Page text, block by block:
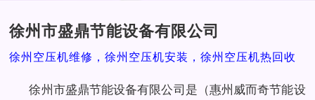
徐州市盛鼎节能设备有限公司
徐州空压机维修，徐州空压机安装，徐州空压机热回收
徐州市盛鼎节能设备有限公司是（惠州威而奇节能设